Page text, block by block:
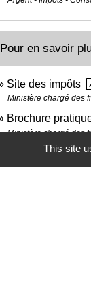
Pour en savoir
Site des impôts
Ministère chargé des
Brochure
Ministère chargé des
Impôt sur le
Ministère chargé des
This site